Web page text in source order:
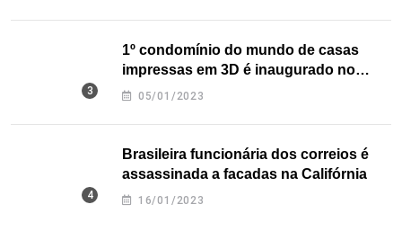
1º condomínio do mundo de casas
impressas em 3D é inaugurado no
Texas
05/01/2023
Brasileira funcionária dos correios é
assassinada a facadas na Califórnia
16/01/2023